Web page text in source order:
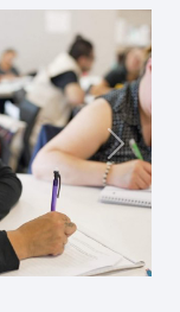
Suivant